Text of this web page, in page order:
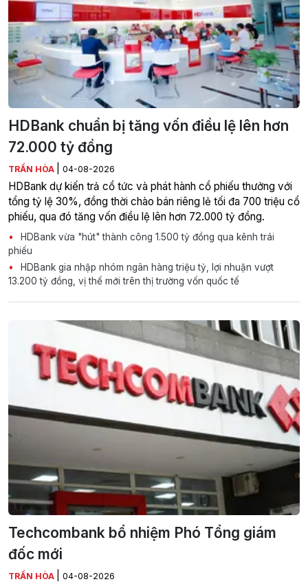
HDBank chuẩn bị tăng vốn điều lệ lên hơn
72.000 tỷ đồng
TRẦN HÒA 04-08-2026
HDBank dự kiến trả cổ tức và phát hành cổ phiếu thưởng với
tổng tỷ lệ 30%, đồng thời chào bán riêng lẻ tối đa 700 triệu cổ
phiếu, qua đó tăng vốn điều lệ lên hơn 72.000 tỷ đồng.
HDBank vừa "hút" thành công 1.500 tỷ đồng qua kênh trái
phiếu
HDBank gia nhập nhóm ngân hàng triệu tỷ, lợi nhuận vượt
13.200 tỷ đồng, vị thế mới trên thị trường vốn quốc tế
Techcombank bổ nhiệm Phó Tổng giám
đốc mới
TRẦN HÒA 04-08-2026